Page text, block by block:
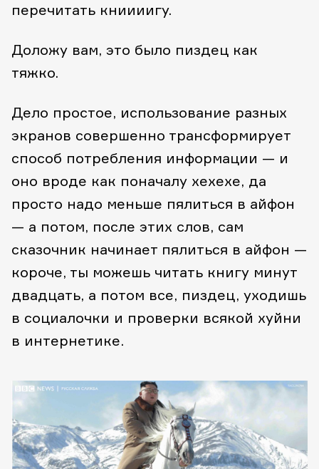
перечитать книииигу.
Доложу вам, это было пиздец как
тяжко.
Дело простое, использование разных
экранов совершенно трансформирует
способ потребления информации — и
оно вроде как поначалу хехехе, да
просто надо меньше пялиться в айфон
— а потом, после этих слов, сам
сказочник начинает пялиться в айфон —
короче, ты можешь читать книгу минут
двадцать, а потом все, пиздец, уходишь
в социалочки и проверки всякой хуйни
в интернетике.